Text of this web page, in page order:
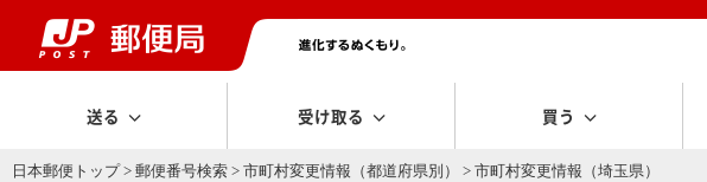
送る 受け取る 買う
日本郵便トップ>郵便番号検索 >市町村変更情報（都道府県別） > 市町村変更情報（埼玉県）